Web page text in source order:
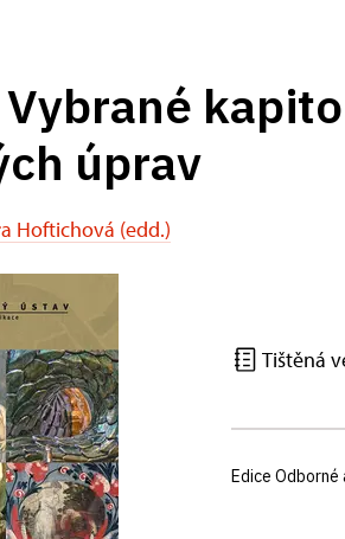
úprav
Hoftichová (edd.)
Tištěná
Edice